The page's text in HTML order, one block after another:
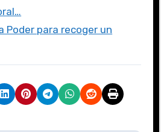
Poder para recoger un